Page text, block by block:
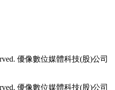
優像數位媒體科技(股)公司
優像數位媒體科技(股)公司